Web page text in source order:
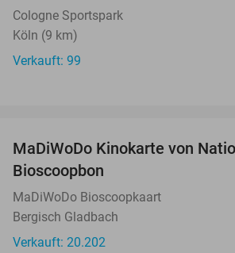
Cologne Sportspark
Köln (9 km)
Verkauft: 99
MaDiWoDo Kinokarte von
Bioscoopbon
MaDiWoDo Bioscoopkaart
Bergisch Gladbach
Verkauft: 20.202